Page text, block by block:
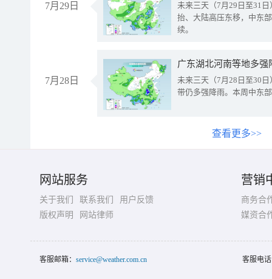
7月29日
未来三天（7月29日至31
抬、大陆高压东移，中东
续。
7月28日
广东湖北河南等地多
未来三天（7月28日至30
带仍多强降雨。本周中东
查看更多>>
网站服务
关于我们 联系我们
用户反馈
版权声明
网站律师
营销
商务合
媒资合
客服邮箱： service@weather.com.cn 客服电